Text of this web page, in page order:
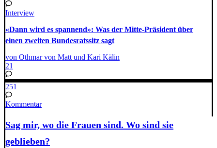
Interview
«Dann wird es spannend»: Was der Mitte-Präsident über
einen zweiten Bundesratssitz sagt
von Othmar von Matt und Kari Kälin
21
251
Kommentar
Sag mir, wo die Frauen sind. Wo sind sie
geblieben?